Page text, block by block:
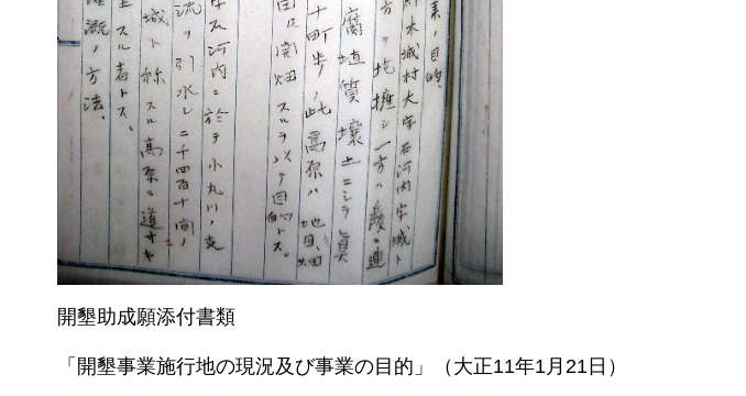
開墾助成願添付書類
「開墾事業施行地の現況及び事業の目的」（大正11年1月21日）